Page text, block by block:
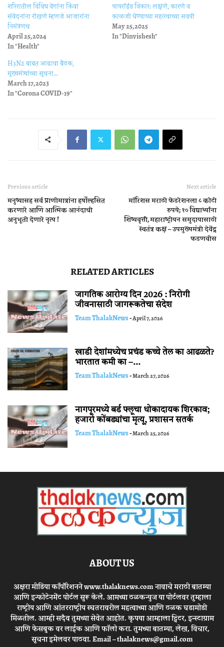
शरिरातील विविध वेगांना किंवा
संवेदनांना रोखणे म्हणजे आजारांना
निमंत्रणच
April 25, 2024
In "Health"
थायरॉईड विकार: लक्षणे, कारणे व
काळजी घेण्याच्या महत्त्वाच्या सवयी
May 25, 2025
In "Dinvishesh"
H3N2 बाबत आढावा बैठक,
मुख्यमंत्र्यांच्या सूचना…
March 17, 2023
In "Corona COVID-19"
Previous article
मनुष्‍यासह सर्व प्राणीमात्रांना हर्षोल्‍हसित
करणारे आणि आत्‍मिक आनंदाची
अनुभूती देणारे नृत्‍य !
Next article
मॉरिशस मराठी फेडरेशनला ८ कोटी
रुपये; १० विद्यार्थ्यांना
शिष्यवृत्ती, महाराष्ट्रीयन समुदायासाठी
स्वतंत्र कक्ष – उपमुख्यमंत्री देवेंद्र
फडणवीस
RELATED ARTICLES
जागतिक आरोग्य दिन 2026 : निरोगी
जीवनासाठी जागरूकतेचा संदेश
Team ThalakNews-April 7, 2026
खाडी देशांमध्येच प्रचंड कच्चे तेल का आढळते?
भारतात कमी का –...
Team ThalakNews-March 27, 2026
नागपूरमध्ये बर्ड फ्लूचा धोकादायक शिरकाव;
हजारो कोंबड्यांचा मृत्यू, प्रशासन सतर्क
Team ThalakNews-March 25, 2026
ABOUT US
अक्षरा मीडिया कॉर्पोरेशनने www.thalaknews.com नावाचे मराठी बातम्या
आणि इन्फोटेनमेंट पोर्टल सुरू केले. आमच्या ठळकन्युज या पोर्टलवर तुम्हाला
राष्ट्रीय आणि आंतरराष्ट्रीय स्घतरावरील महत्वाच्या आणि ठळक घडामोडी
मिळतील. आम्ही सदैव तुमच्या सेवेत आहोत. कृपया आम्हाला ट्विटर, इन्स्टाग्राम
आणि फेसबुक वर लाईक आणि फॉलो करा. तुमच्या बातम्या, लेख, विचार,
सूचना इमेलवर पाठवा. Email – thalaknews@gmail.com